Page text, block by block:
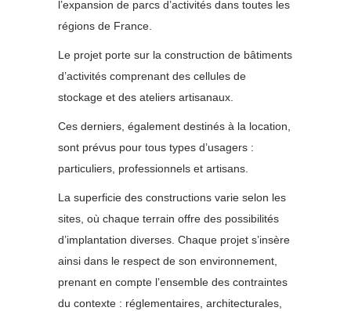
l’expansion de parcs d’activités dans toutes les
régions de France.
Le projet porte sur la construction de bâtiments
d’activités comprenant des cellules de
stockage et des ateliers artisanaux.
Ces derniers, également destinés à la location,
sont prévus pour tous types d’usagers :
particuliers, professionnels et artisans.
La superficie des constructions varie selon les
sites, où chaque terrain offre des possibilités
d’implantation diverses. Chaque projet s’insère
ainsi dans le respect de son environnement,
prenant en compte l’ensemble des contraintes
du contexte : réglementaires, architecturales,